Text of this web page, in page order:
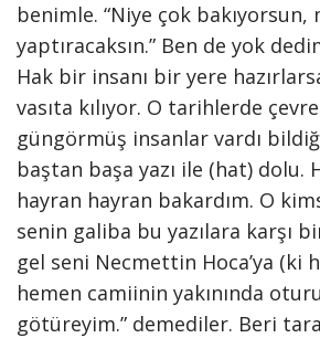
benimle. “Niye çok bakıyorsun,
yaptıracaksın.” Ben de yok
Hak bir insanı bir yere
vasıta kılıyor. O tarihlerde
güngörmüş insanlar vardı
baştan başa yazı ile (hat) dolu.
hayran hayran bakardım. O
senin galiba bu yazılara karşı
gel seni Necmettin Hoca’ya (ki
hemen camiinin yakınında
götüreyim.” demediler. Beri